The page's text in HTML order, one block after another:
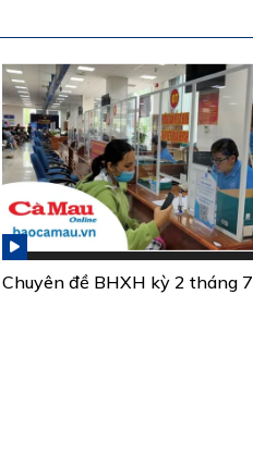
Chuyên đề BHXH kỳ 2 tháng 7